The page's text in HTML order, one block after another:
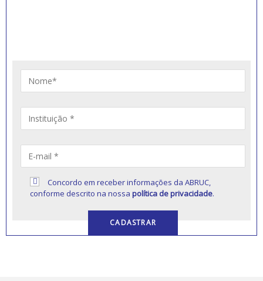
Concordo em receber informações da ABRUC,
conforme descrito na nossapolítica de privacidade.